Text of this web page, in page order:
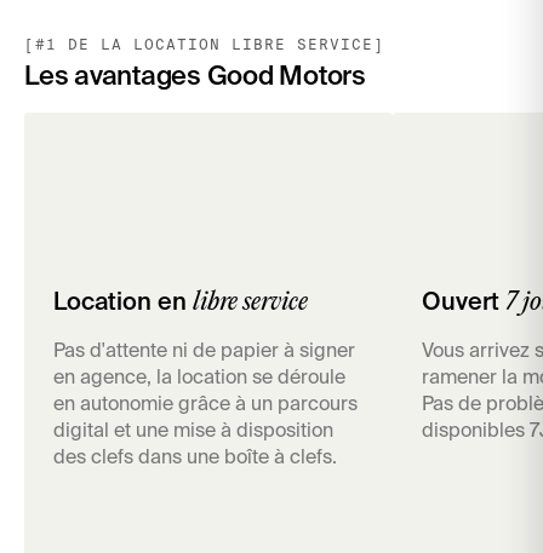
[#1 DE LA LOCATION LIBRE SERVICE]
Les avantages Good Motors
Location en libre service
Pas d'attente ni de papier à signer
en agence, la location se déroule
en autonomie grâce à un parcours
digital et une mise à disposition
des clefs dans une boîte à clefs.
Ouvert 7
Vous arrivez
ramener la
Pas de
disponibles